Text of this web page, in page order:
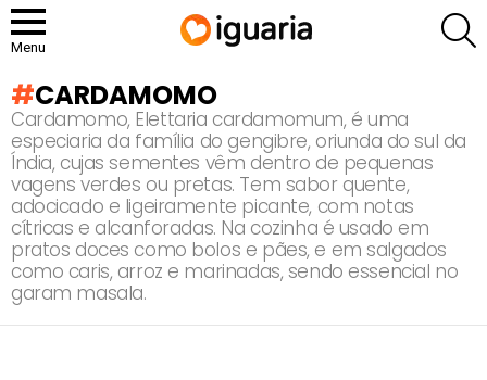
Menu
CARDAMOMO
Cardamomo, Elettaria cardamomum, é uma
especiaria da família do gengibre, oriunda do sul da
Índia, cujas sementes vêm dentro de pequenas
vagens verdes ou pretas. Tem sabor quente,
adocicado e ligeiramente picante, com notas
cítricas e alcanforadas. Na cozinha é usado em
pratos doces como bolos e pães, e em salgados
como caris, arroz e marinadas, sendo essencial no
garam masala.